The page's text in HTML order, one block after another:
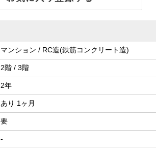
マンション / RC造(鉄筋コンクリート造)
2階 / 3階
2年
あり 1ヶ月
要
-